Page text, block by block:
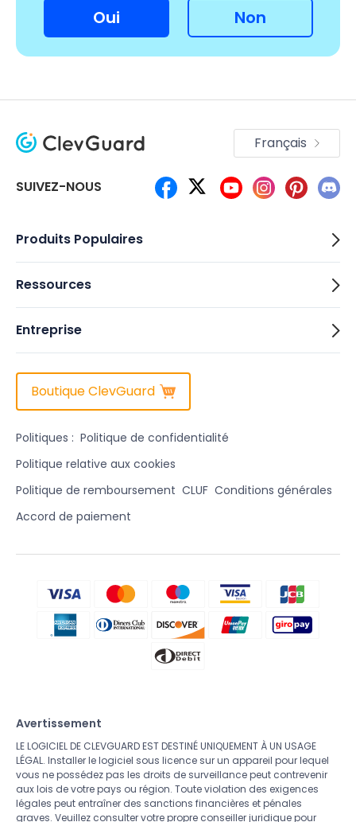
Oui Non
SUIVEZ-NOUS
Français
Produits Populaires
Ressources
Entreprise
Boutique ClevGuard
Politiques : Politique de confidentialité
Politique relative aux cookies
Politique de remboursement CLUF Conditions générales
Accord de paiement
Avertissement
LE LOGICIEL DE CLEVGUARD EST DESTINÉ UNIQUEMENT À UN USAGE
LÉGAL. Installer le logiciel sous licence sur un appareil pour lequel
vous ne possédez pas les droits de surveillance peut contrevenir
aux lois de votre pays ou région. Toute violation des exigences
légales peut entraîner des sanctions financières et pénales
graves. Veuillez consulter votre propre conseiller juridique pour